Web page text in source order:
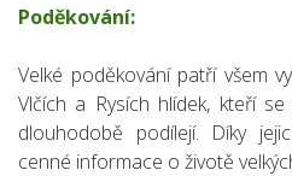
Poděkování:
Velké poděkování patří všem
Vlčích a Rysích hlídek, kteří
dlouhodobě podílejí. Díky
cenné informace o životě